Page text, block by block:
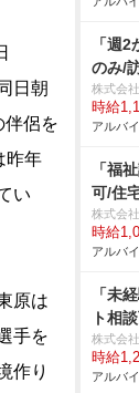
日朝
伴侶を
昨年
い
原は
手を
作り
「週
のみ/
株式会
時給
アルバ
「福
可/住
株式会
時給
アルバ
「未
ト相
株式会
時給
アルバ